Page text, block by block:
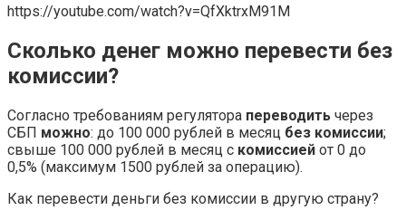
https://youtube.com/watch?v=QfXktrxM91M
Сколько денег можно перевести без
комиссии?
Согласно требованиям регулятора переводить через
СБП можно: до 100 000 рублей в месяц без комиссии;
свыше 100 000 рублей в месяц с комиссией от 0 до
0,5% (максимум 1500 рублей за операцию).
Как перевести деньги без комиссии в другую страну?